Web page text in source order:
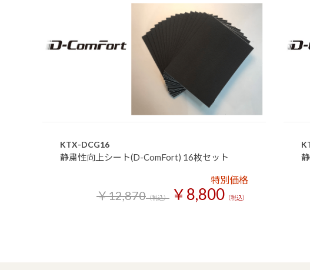
KTX-DCG16
静粛性向上シート(D-ComFort) 16枚セット
特別価格
￥12,870（税込） ￥8,800 （税込）